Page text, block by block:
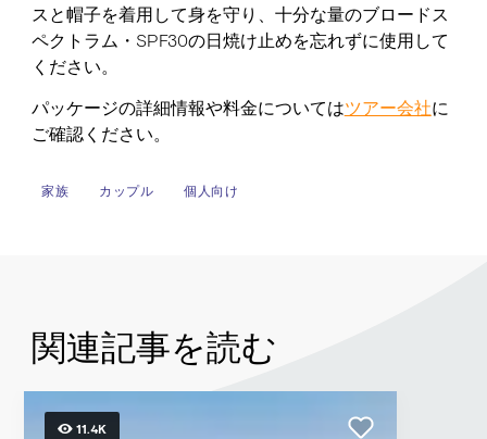
スと帽子を着用して身を守り、十分な量のブロードス
ペクトラム・SPF30の日焼け止めを忘れずに使用して
ください。
パッケージの詳細情報や料金についてはツアー会社に
ご確認ください。
家族 カップル 個人向け
関連記事を読む
11.4K